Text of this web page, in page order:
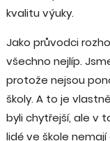
kvalitu výuky.
Jako průvodci
všechno nejlíp.
protože nejsou
školy. A to je
byli chytřejší, ale v
lidé ve škole